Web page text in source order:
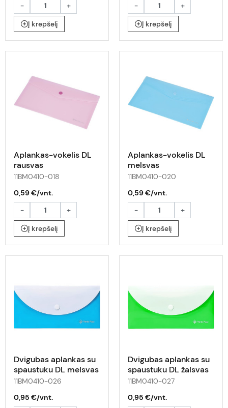
-
+
Į krepšelį
-
+
Į krepšelį
Aplankas-vokelis DL
rausvas
11BM0410-018
0,59 €/vnt.
-
+
Į krepšelį
Aplankas-vokelis DL
melsvas
11BM0410-020
0,59 €/vnt.
-
+
Į krepšelį
Dvigubas aplankas su
spaustuku DL melsvas
11BM0410-026
0,95 €/vnt.
Dvigubas aplankas su
spaustuku DL žalsvas
11BM0410-027
0,95 €/vnt.